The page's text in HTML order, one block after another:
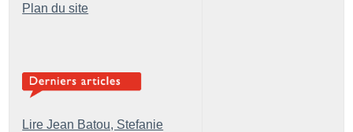
Plan du site
Lire Jean Batou, Stefanie